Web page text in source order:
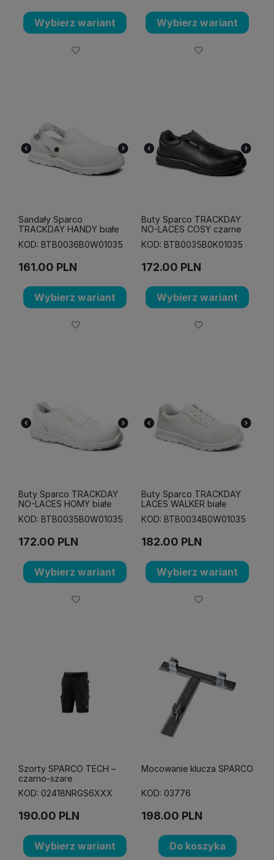
Wybierz wariant Wybierz wariant
Sandały Sparco
TRACKDAY HANDY białe
KOD: BTB0036B0W01035
161.00 PLN
Wybierz wariant
Buty Sparco TRACKDAY
NO-LACES COSY czarne
KOD: BTB0035B0K01035
172.00 PLN
Wybierz wariant
Buty Sparco TRACKDAY
NO-LACES HOMY białe
KOD: BTB0035B0W01035
172.00 PLN
Wybierz wariant
Buty Sparco TRACKDAY
LACES WALKER białe
KOD: BTB0034B0W01035
182.00 PLN
Wybierz wariant
Szorty SPARCO TECH –
czarno-szare
KOD: 02418NRGS6XXX
190.00 PLN
Wybierz wariant
Mocowanie klucza SPARCO
KOD: 03776
198.00 PLN
Do koszyka